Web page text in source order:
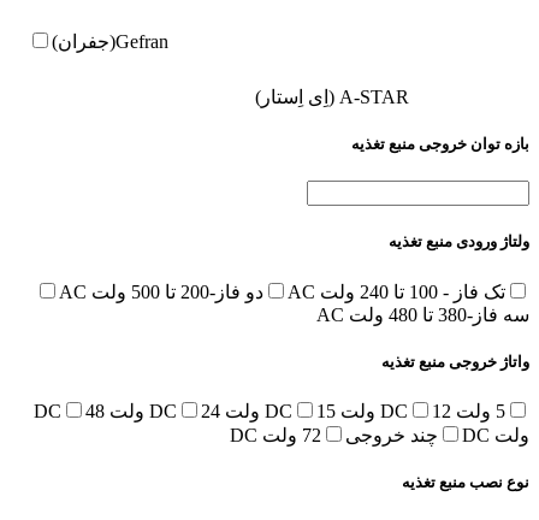
Gefran(جفران)
A-STAR (اِی اِستار)
بازه توان خروجی منبع تغذیه
ولتاژ ورودی منبع تغذیه
تک فاز - 100 تا 240 ولت AC
دو فاز-200 تا 500 ولت AC
سه فاز-380 تا 480 ولت AC
واتاژ خروجی منبع تغذیه
5 ولت DC 12 ولت DC 15 ولت DC 24 ولت DC
48
ولت DC
چند خروجی 72 ولت DC
نوع نصب منبع تغذیه